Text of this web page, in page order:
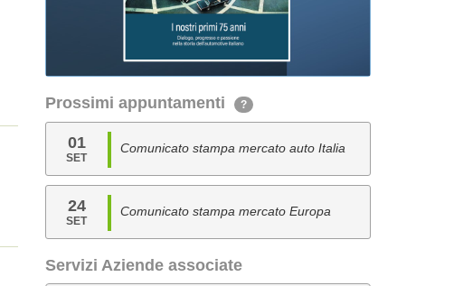
Prossimi appuntamenti ?
01
SET
Comunicato stampa mercato auto Italia
24
SET
Comunicato stampa mercato Europa
Servizi Aziende associate